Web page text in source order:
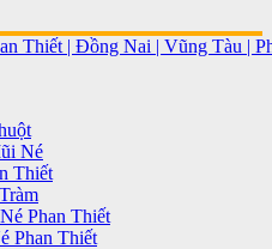
Né
Thiết
Phan Thiết
Phan Thiết